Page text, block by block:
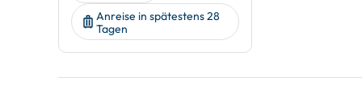
Anreise in spätestens 28
Tagen